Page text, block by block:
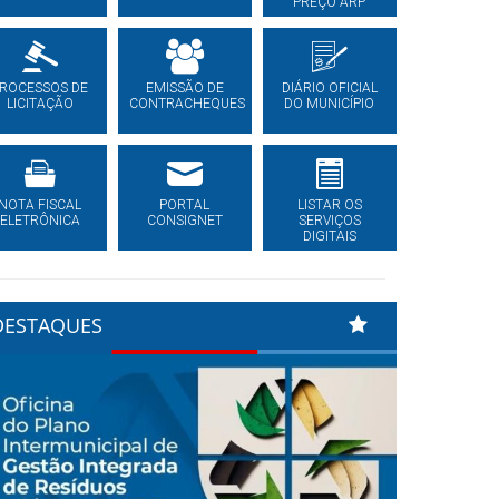
DE
LICITAÇÃO
EMISSÃO DE
CONTRACHEQUES
DIÁRIO OFICIAL
DO MUNICÍPIO
FISCAL
ELETRÔNICA
PORTAL
CONSIGNET
LISTAR OS
SERVIÇOS
DIGITAIS